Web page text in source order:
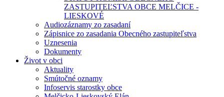
ZASTUPITEĽSTVA OBCE MELČICE -
LIESKOVÉ
Audiozáznamy zo zasadaní
Zápisnice zo zasadania Obecného zastupiteľstva
Uznesenia
Dokumenty
Život v obci
Aktuality
Smútočné oznamy
Infoservis starostky obce